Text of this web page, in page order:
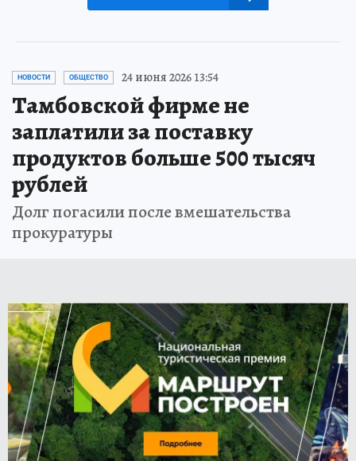
НОВОСТИ ОБЩЕСТВО 24 июня 2026 13:54
Тамбовской фирме не
заплатили за поставку
продуктов больше 500 тысяч
рублей
Долг погасили после вмешательства
прокуратуры